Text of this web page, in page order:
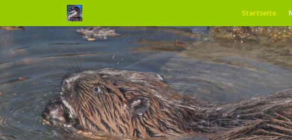
Startseite
Natur kennen,